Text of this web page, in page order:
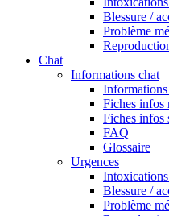
Blessure /
Problème
Chat
Informations chat
Informations
Fiches infos
Fiches infos
FAQ
Glossaire
Urgences
Blessure /
Problème